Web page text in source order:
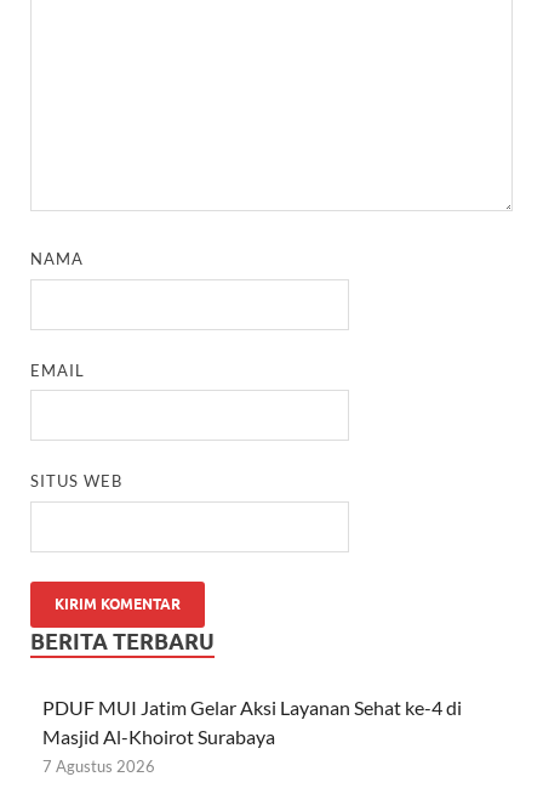
NAMA
EMAIL
SITUS WEB
BERITA TERBARU
PDUF MUI Jatim Gelar Aksi Layanan Sehat ke-4 di
Masjid Al-Khoirot Surabaya
7 Agustus 2026